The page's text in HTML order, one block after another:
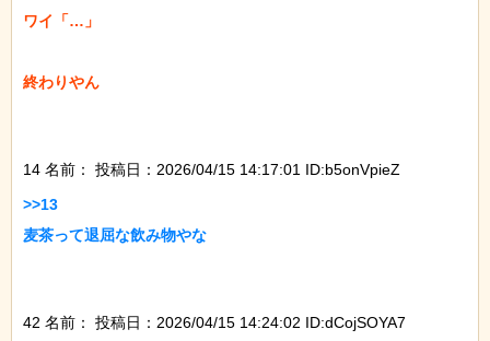
ワイ「…」
終わりやん
14 名前：
投稿日：2026/04/15 14:17:01 ID:b5onVpieZ
>>13
麦茶って退屈な飲み物やな
42 名前：
投稿日：2026/04/15 14:24:02 ID:dCojSOYA7